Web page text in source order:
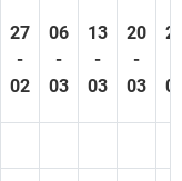
27
-
02
06
-
03
13
-
03
20
-
03